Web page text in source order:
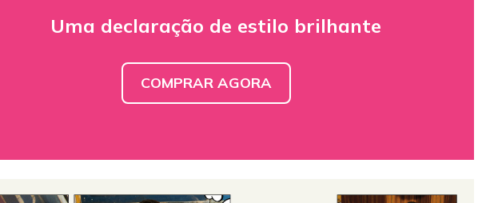
Uma declaração de estilo brilhante
COMPRAR AGORA